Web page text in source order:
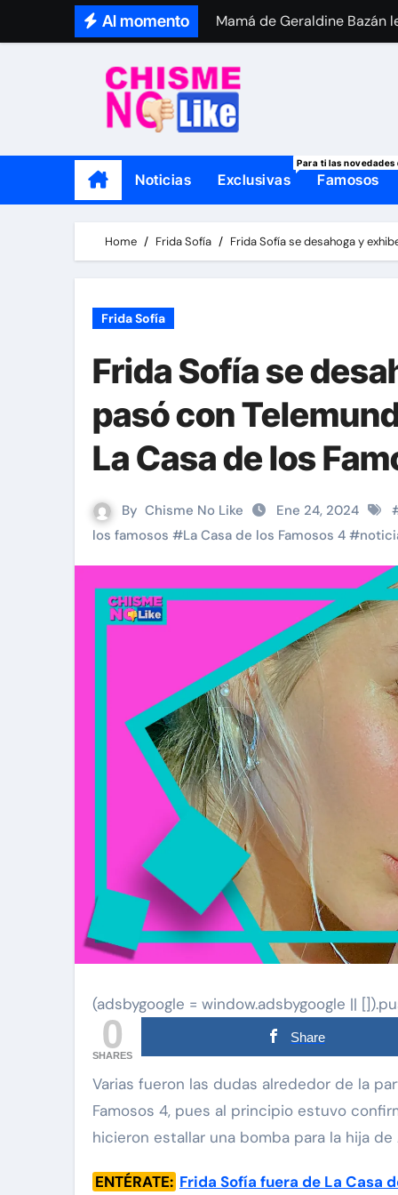
Al momento
Mamá de Geraldine Bazán
Noticias Exclusivas
Para ti las
Famosos
Home Frida Sofía Frida Sofía se desahoga y
Frida Sofía
Frida Sofía se
pasó con
La Casa de los
By Chisme No Like Ene 24, 2024
los famosos #La Casa de los Famosos 4 #
(adsbygoogle = window.adsbygoogle ||
0
SHARES
Share
Varias fueron las dudas alrededor de la participación de Frida Sofía en La Casa de los
Famosos 4, pues al principio estuvo
hicieron estallar una bomba para la hija de
ENTÉRATE: Frida Sofía fuera de La Casa